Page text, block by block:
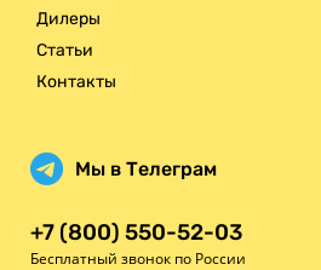
Дилеры
Статьи
Контакты
Мы в Телеграм
+7 (800) 550-52-03
Бесплатный звонок по России